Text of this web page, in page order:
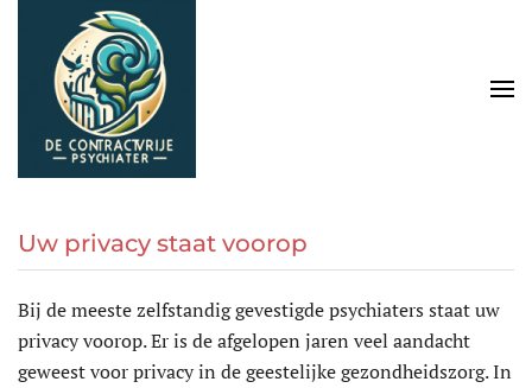
Skip to main content
Uw privacy staat voorop
Bij de meeste zelfstandig gevestigde psychiaters staat uw
privacy voorop. Er is de afgelopen jaren veel aandacht
geweest voor privacy in de geestelijke gezondheidszorg. In